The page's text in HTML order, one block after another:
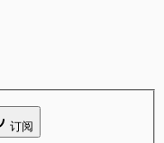
订阅